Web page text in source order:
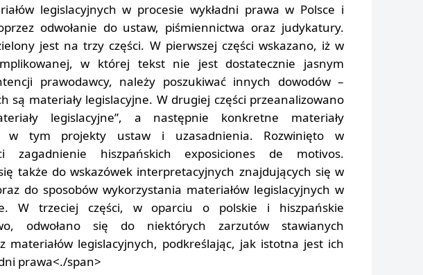
legislacyjnych w procesie wykładni prawa w Polsce i
odwołanie do ustaw, piśmiennictwa oraz judykatury.
jest na trzy części. W pierwszej części wskazano, iż w
w której tekst nie jest dostatecznie jasnym
prawodawcy, należy poszukiwać innych dowodów –
są materiały legislacyjne. W drugiej części przeanalizowano
legislacyjne”, a następnie konkretne materiały
w tym projekty ustaw i uzasadnienia. Rozwinięto w
zagadnienie hiszpańskich exposiciones de motivos.
także do wskazówek interpretacyjnych znajdujących się w
do sposobów wykorzystania materiałów legislacyjnych w
W trzeciej części, w oparciu o polskie i hiszpańskie
odwołano się do niektórych zarzutów stawianych
materiałów legislacyjnych, podkreślając, jak istotna jest ich
prawa<./span>